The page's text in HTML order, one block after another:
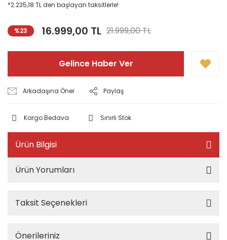
*2.235,18 TL den başlayan taksitlerle!
%23 16.999,00 TL 21.999,00 TL
Gelince Haber Ver
Arkadaşına Öner Paylaş
Kargo Bedava Sınırlı Stok
Ürün Bilgisi
Ürün Yorumları
Taksit Seçenekleri
Önerileriniz